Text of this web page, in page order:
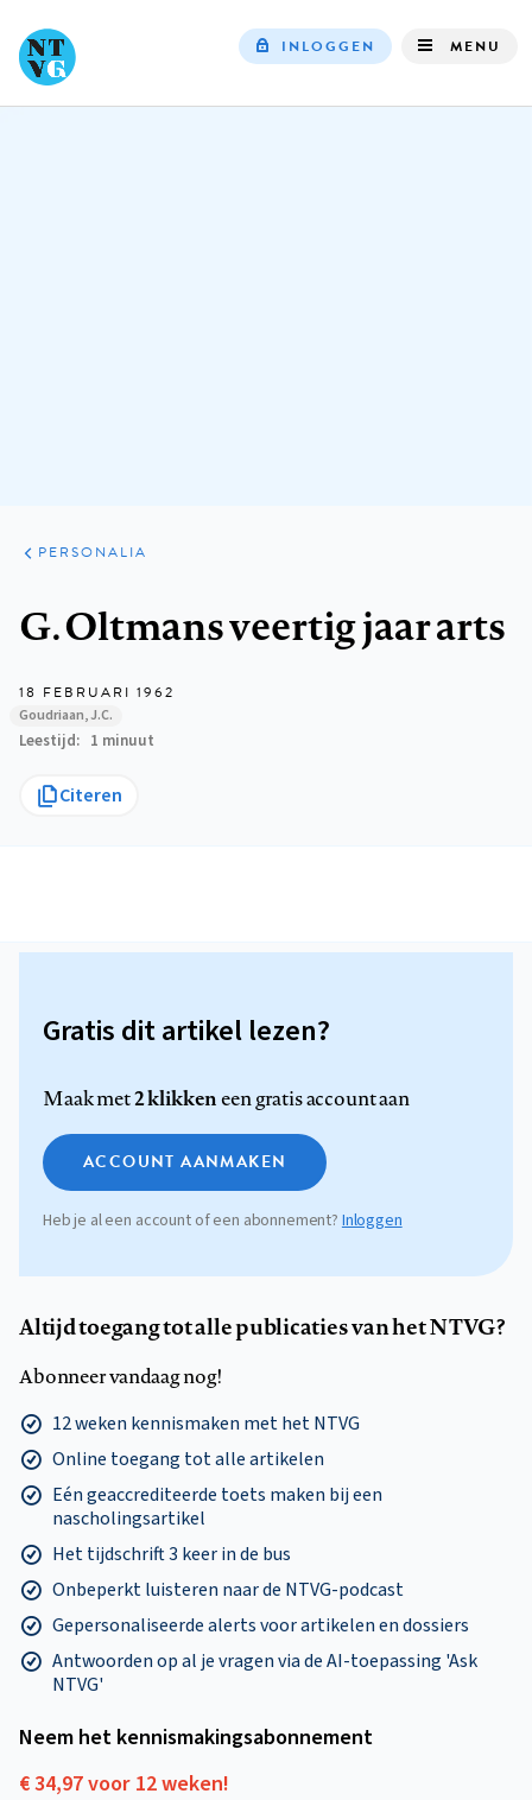
INLOGGEN MENU
ARTIKELEN
VARIA
PERSONALIA
G. Oltmans veertig jaar arts
18 FEBRUARI 1962
Goudriaan, J.C.
Leestijd 1 minuut
Citeren
Gratis dit artikel lezen?
Maak met2 klikkeneen gratis account aan
ACCOUNT AANMAKEN
Heb je al een account of een abonnement? Inloggen
Altijd toegang tot alle publicaties van het NTVG?
Abonneer vandaag nog!
12 weken kennismaken met het NTVG
Online toegang tot alle artikelen
Eén geaccrediteerde toets maken bij een
nascholingsartikel
Het tijdschrift 3 keer in de bus
Onbeperkt luisteren naar de NTVG-podcast
Gepersonaliseerde alerts voor artikelen en dossiers
Antwoorden op al je vragen via de AI-toepassing 'Ask
NTVG'
Neem het kennismakings­abonnement
€ 34,97 voor 12 weken!